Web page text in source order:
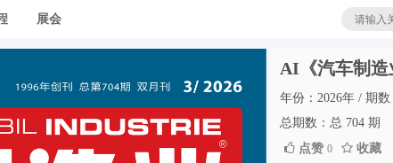
展会
AI《汽车制造
年份：2026年 / 期数
总期数：总 704 期
点赞 0 收藏